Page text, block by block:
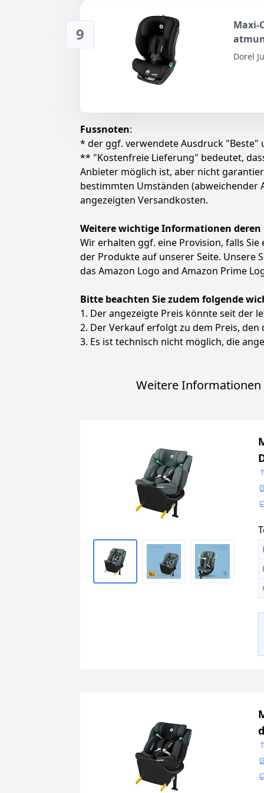
9
Maxi-
Dorel
Fussnoten:
* der ggf. verwendete Ausdruck "Beste"
** "Kostenfreie Lieferung" bedeutet,
Anbieter möglich ist, aber nicht
bestimmten Umständen (abweichender
angezeigten Versandkosten.
Weitere wichtige Informationen
Wir erhalten ggf. eine Provision, falls
der Produkte auf unserer Seite. Unsere
das Amazon Logo and Amazon Prime
Bitte beachten Sie zudem folgende
1. Der angezeigte Preis könnte seit der
2. Der Verkauf erfolgt zu dem Preis,
3. Es ist technisch nicht möglich, die
Weitere Informationen